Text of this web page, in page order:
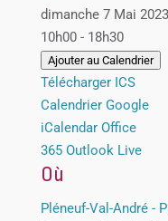
dimanche 7 Mai
10h00 - 18h30
Ajouter au Calendrier
Télécharger ICS
Calendrier Google
iCalendar Office
365 Outlook Live
Où
Pléneuf-Val-André -